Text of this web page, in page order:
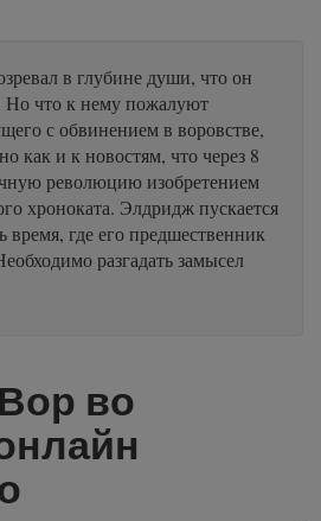
в глубине души, что он
что к нему пожалуют
с обвинением в воровстве,
как и к новостям, что через 8
революцию изобретением
хроноката. Элдридж пускается
время, где его предшественник
разгадать замысел
во